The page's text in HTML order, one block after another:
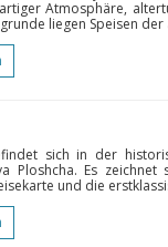
Atmosphäre,
liegen Speisen der
sich in der
Ploshcha. Es
und die